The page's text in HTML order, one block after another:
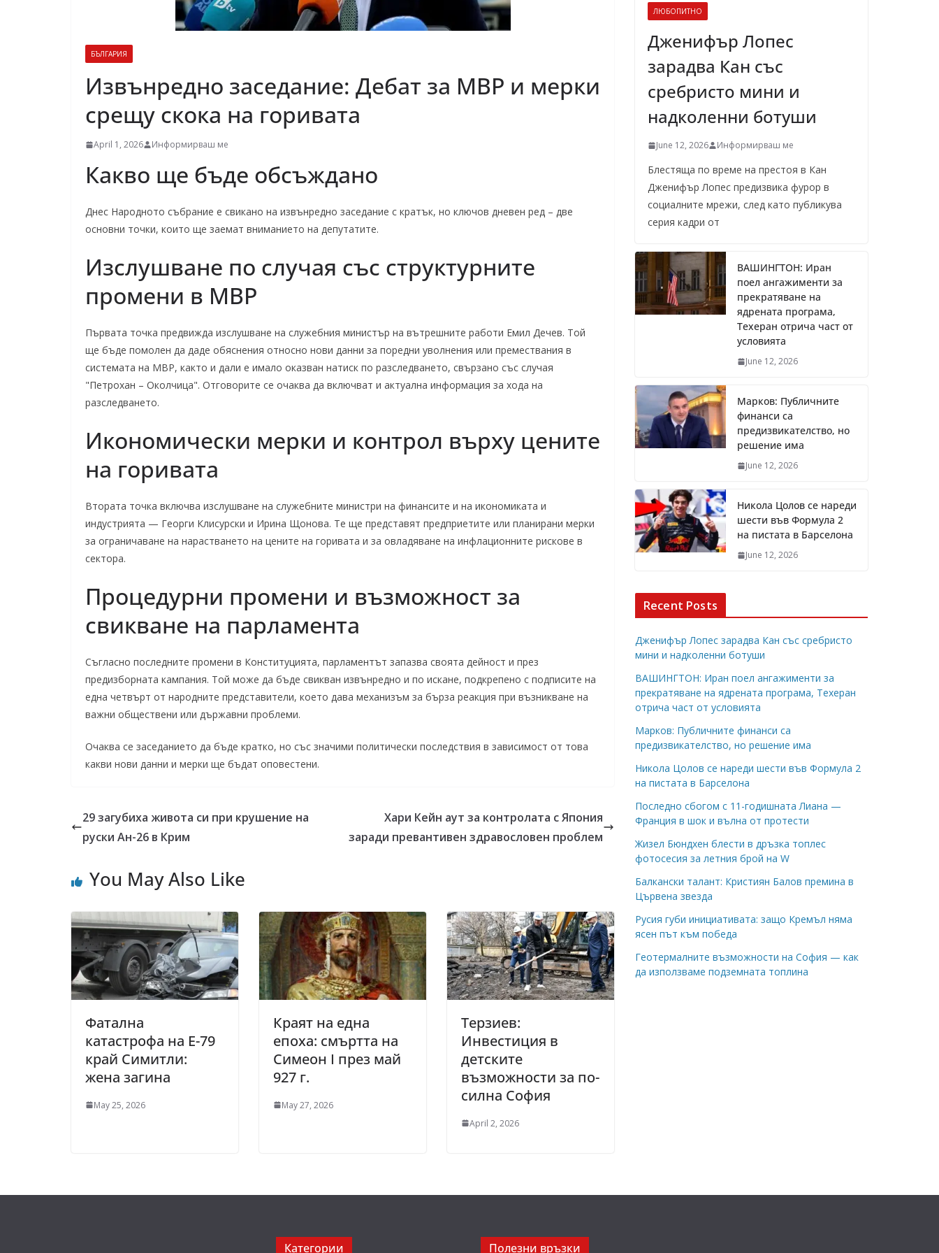
БЪЛГАРИЯ
Извънредно заседание: Дебат за МВР и мерки
срещу скока на горивата
April 1, 2026 Информирваш ме
Какво ще бъде обсъждано
Днес Народното събрание е свикано на извънредно заседание с кратък, но ключов дневен ред – две
основни точки, които ще заемат вниманието на депутатите.
Изслушване по случая със структурните
промени в МВР
Първата точка предвижда изслушване на служебния министър на вътрешните работи Емил Дечев. Той
ще бъде помолен да даде обяснения относно нови данни за поредни уволнения или премествания в
системата на МВР, както и дали е имало оказван натиск по разследването, свързано със случая
"Петрохан – Околчица". Отговорите се очаква да включват и актуална информация за хода на
разследването.
Икономически мерки и контрол върху цените
на горивата
Втората точка включва изслушване на служебните министри на финансите и на икономиката и
индустрията — Георги Клисурски и Ирина Щонова. Те ще представят предприетите или планирани мерки
за ограничаване на нарастването на цените на горивата и за овладяване на инфлационните рискове в
сектора.
Процедурни промени и възможност за
свикване на парламента
Съгласно последните промени в Конституцията, парламентът запазва своята дейност и през
предизборната кампания. Той може да бъде свикван извънредно и по искане, подкрепено с подписите на
една четвърт от народните представители, което дава механизъм за бърза реакция при възникване на
важни обществени или държавни проблеми.
Очаква се заседанието да бъде кратко, но със значими политически последствия в зависимост от това
какви нови данни и мерки ще бъдат оповестени.
29 загубиха живота си при крушение на
руски Ан-26 в Крим
Хари Кейн аут за контролата с Япония
заради превантивен здравословен проблем
You May Also Like
Фатална
катастрофа на Е-79
край Симитли:
жена загина
May 25, 2026
Краят на една
епоха: смъртта на
Симеон I през май
927 г.
May 27, 2026
Терзиев:
Инвестиция в
детските
възможности за по-
силна София
April 2, 2026
ЛЮБОПИТНО
Дженифър Лопес
зарадва Кан със
сребристо мини и
надколенни ботуши
June 12, 2026 Информирваш ме
Блестяща по време на престоя в Кан
Дженифър Лопес предизвика фурор в
социалните мрежи, след като публикува
серия кадри от
ВАШИНГТОН: Иран
поел ангажименти за
прекратяване на
ядрената програма,
Техеран отрича част от
условията
June 12, 2026
Марков: Публичните
финанси са
предизвикателство, но
решение има
June 12, 2026
Никола Цолов се нареди
шести във Формула 2
на пистата в Барселона
June 12, 2026
Recent Posts
Дженифър Лопес зарадва Кан със сребристо
мини и надколенни ботуши
ВАШИНГТОН: Иран поел ангажименти за
прекратяване на ядрената програма, Техеран
отрича част от условията
Марков: Публичните финанси са
предизвикателство, но решение има
Никола Цолов се нареди шести във Формула 2
на пистата в Барселона
Последно сбогом с 11-годишната Лиана —
Франция в шок и вълна от протести
Жизел Бюндхен блести в дръзка топлес
фотосесия за летния брой на W
Балкански талант: Кристиян Балов премина в
Цървена звезда
Русия губи инициативата: защо Кремъл няма
ясен път към победа
Геотермалните възможности на София — как
да използваме подземната топлина
Категории Полезни връзки